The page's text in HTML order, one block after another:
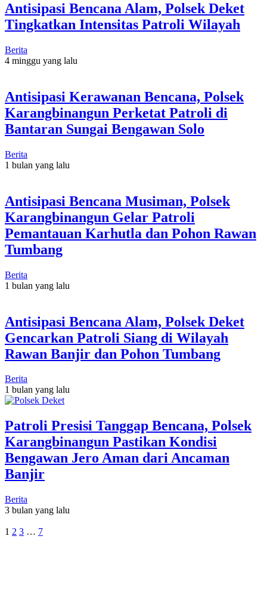
Antisipasi Bencana Alam, Polsek Deket
Tingkatkan Intensitas Patroli Wilayah
Berita
4 minggu yang lalu
Antisipasi Kerawanan Bencana, Polsek
Karangbinangun Perketat Patroli di
Bantaran Sungai Bengawan Solo
Berita
1 bulan yang lalu
Antisipasi Bencana Musiman, Polsek
Karangbinangun Gelar Patroli
Pemantauan Karhutla dan Pohon Rawan
Tumbang
Berita
1 bulan yang lalu
Antisipasi Bencana Alam, Polsek Deket
Gencarkan Patroli Siang di Wilayah
Rawan Banjir dan Pohon Tumbang
Berita
1 bulan yang lalu
Patroli Presisi Tanggap Bencana, Polsek
Karangbinangun Pastikan Kondisi
Bengawan Jero Aman dari Ancaman
Banjir
Berita
3 bulan yang lalu
1 2 3 … 7